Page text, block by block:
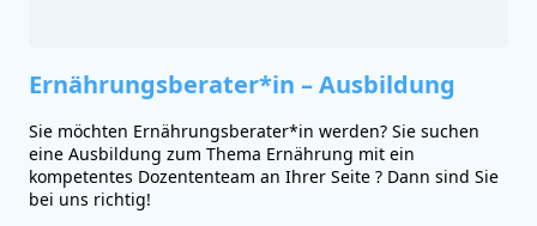
Ernährungsberater*in – Ausbildung
Sie möchten Ernährungsberater*in werden? Sie suchen
eine Ausbildung zum Thema Ernährung mit ein
kompetentes Dozententeam an Ihrer Seite ? Dann sind Sie
bei uns richtig!